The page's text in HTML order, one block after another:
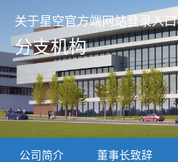
关于星空官方端网站登录入
分支机构
公司简介 董事长致辞